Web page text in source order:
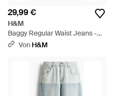
29,99 €
H&M
Baggy Regular Waist Jeans -
GrauVon H&M